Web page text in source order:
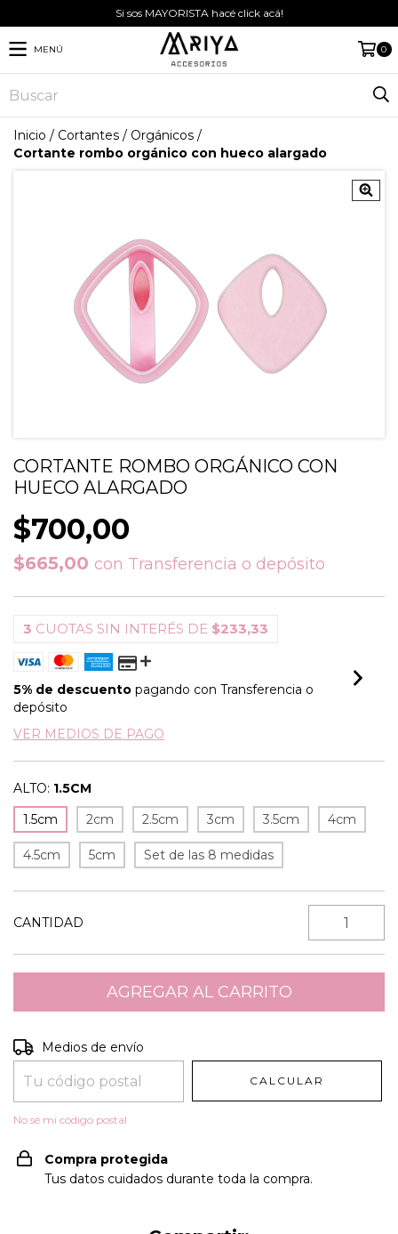
Si sos MAYORISTA hacé click acá!
MENÚ 0
Inicio / Cortantes / Orgánicos /
Cortante rombo orgánico con hueco alargado
CORTANTE ROMBO ORGÁNICO CON
HUECO ALARGADO
$700,00
$665,00 con Transferencia o depósito
3 CUOTAS SIN INTERÉS DE $233,33
5% de descuento pagando con Transferencia o
depósito
VER MEDIOS DE PAGO
ALTO: 1.5CM
1.5cm
2cm 2.5cm 3cm 3.5cm 4cm
4.5cm 5cm Set de las 8 medidas
CANTIDAD
Entregas para el CP:
Medios de envío
CALCULAR
No sé mi código postal
Compra protegida
Tus datos cuidados durante toda la compra.